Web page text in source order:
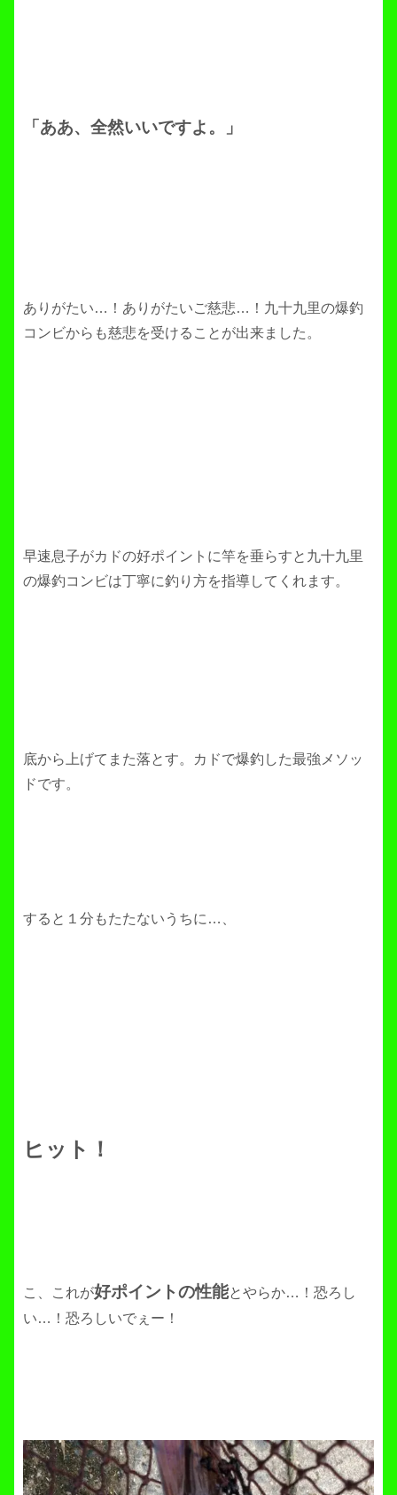
「ああ、全然いいですよ。」
ありがたい…！ありがたいご慈悲…！九十九里の爆釣
コンビからも慈悲を受けることが出来ました。
早速息子がカドの好ポイントに竿を垂らすと九十九里
の爆釣コンビは丁寧に釣り方を指導してくれます。
底から上げてまた落とす。カドで爆釣した最強メソッ
ドです。
すると１分もたたないうちに…、
ヒット！
こ、これが好ポイントの性能とやらか…！恐ろし
い…！恐ろしいでぇー！